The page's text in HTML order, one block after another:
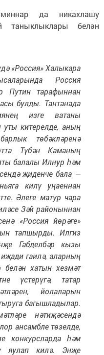
да никахлашу
таныклыклары белән
«Россия» Халыкара
Россия
Путин тарафыннан
булды. Тантанада
изге ватаны
китерелде, аның
төбәкләренә
Түбән Каманың
балалы Илнур һәм
җиденче бала —
килү уңаеннан
Әлеге матур чара
Зәй районыннан
«Россия йөрәге»
тапшырды. Илгиз
Габделбәр кызы
гаилә, аларның
хатын хезмәт
үстерүгә, татар
йолаларын
багышладылар.
нәтиҗәсендә
ансамбле төзелде,
конкурсларда һәм
яулап килә. Энҗе